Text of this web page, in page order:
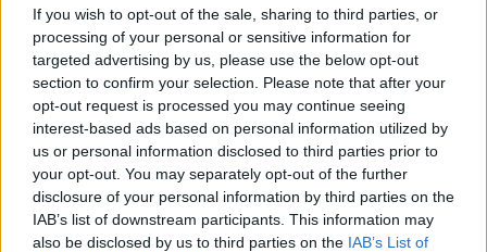
If you wish to opt-out of the sale, sharing to third parties, or
processing of your personal or sensitive information for
targeted advertising by us, please use the below opt-out
section to confirm your selection. Please note that after your
opt-out request is processed you may continue seeing
interest-based ads based on personal information utilized by
us or personal information disclosed to third parties prior to
your opt-out. You may separately opt-out of the further
disclosure of your personal information by third parties on the
IAB’s list of downstream participants. This information may
also be disclosed by us to third parties on the IAB’s List of
de localități riscă să rămână fără bani din
cauza Ghiseul.ro